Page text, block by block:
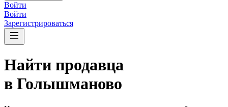
Войти
Войти
Зарегистрироваться
Найти продавца
в Голышманово